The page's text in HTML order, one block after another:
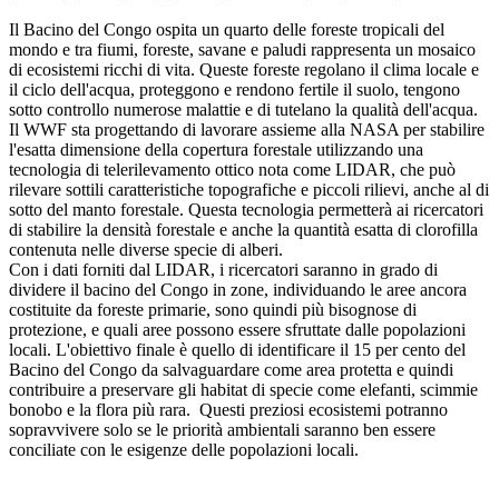
Il Bacino del Congo ospita un quarto delle foreste tropicali del
mondo e tra fiumi, foreste, savane e paludi rappresenta un mosaico
di ecosistemi ricchi di vita. Queste foreste regolano il clima locale e
il ciclo dell'acqua, proteggono e rendono fertile il suolo, tengono
sotto controllo numerose malattie e di tutelano la qualità dell'acqua.
Il WWF sta progettando di lavorare assieme alla NASA per stabilire
l'esatta dimensione della copertura forestale utilizzando una
tecnologia di telerilevamento ottico nota come LIDAR, che può
rilevare sottili caratteristiche topografiche e piccoli rilievi, anche al di
sotto del manto forestale. Questa tecnologia permetterà ai ricercatori
di stabilire la densità forestale e anche la quantità esatta di clorofilla
contenuta nelle diverse specie di alberi.
Con i dati forniti dal LIDAR, i ricercatori saranno in grado di
dividere il bacino del Congo in zone, individuando le aree ancora
costituite da foreste primarie, sono quindi più bisognose di
protezione, e quali aree possono essere sfruttate dalle popolazioni
locali. L'obiettivo finale è quello di identificare il 15 per cento del
Bacino del Congo da salvaguardare come area protetta e quindi
contribuire a preservare gli habitat di specie come elefanti, scimmie
bonobo e la flora più rara. Questi preziosi ecosistemi potranno
sopravvivere solo se le priorità ambientali saranno ben essere
conciliate con le esigenze delle popolazioni locali.